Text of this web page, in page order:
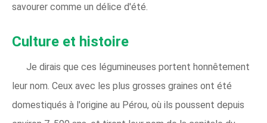
savourer comme un délice d'été.
Culture et histoire
Je dirais que ces légumineuses portent honnêtement
leur nom. Ceux avec les plus grosses graines ont été
domestiqués à l'origine au Pérou, où ils poussent depuis